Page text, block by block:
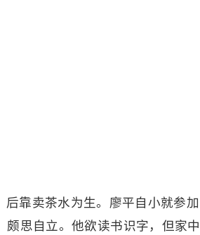
靠卖茶水为生。廖平自小就参加
思自立。他欲读书识字，但家中